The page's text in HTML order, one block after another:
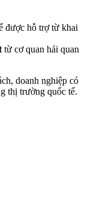
được hỗ trợ từ khai
từ cơ quan hải quan
doanh nghiệp có
thị trường quốc tế.